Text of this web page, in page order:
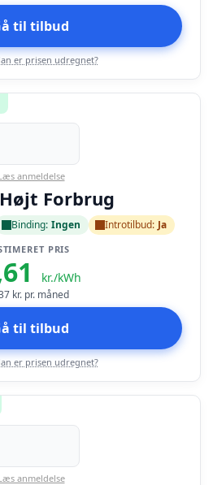
til tilbud
er prisen udregnet?
anmeldelse
Forbrug
Binding: Ingen Introtilbud: Ja
PRIS
kr./kWh
kr. pr. måned
til tilbud
er prisen udregnet?
anmeldelse